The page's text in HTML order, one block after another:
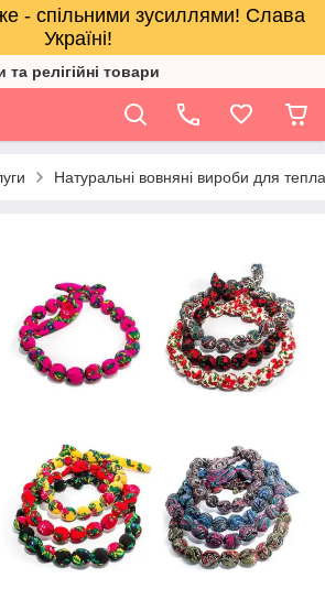
- спільними зусиллями! Слава
Україні!
та релігійнi товари
Натуральні вовняні вироби для